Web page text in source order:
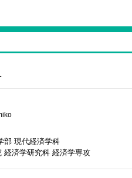
部 現代経済学科
経済学研究科 経済学専攻